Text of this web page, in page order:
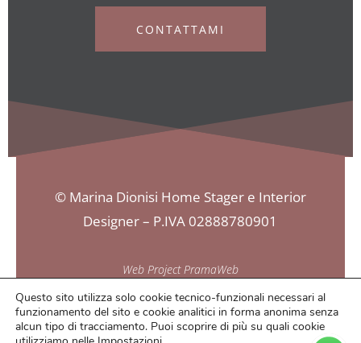
CONTATTAMI
© Marina Dionisi Home Stager e Interior
Designer – P.IVA 02888780901
Web Project PramaWeb
Questo sito utilizza solo cookie tecnico-funzionali necessari al
funzionamento del sito e cookie analitici in forma anonima senza
alcun tipo di tracciamento. Puoi scoprire di più su quali cookie